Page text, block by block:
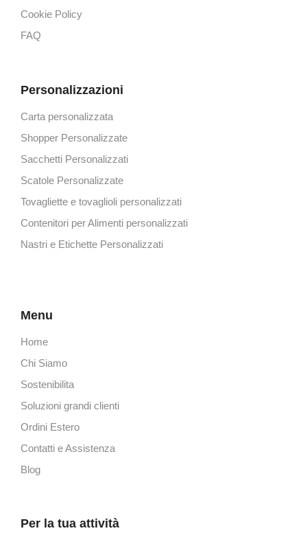
Cookie Policy
FAQ
Personalizzazioni
Carta personalizzata
Shopper Personalizzate
Sacchetti Personalizzati
Scatole Personalizzate
Tovagliette e tovaglioli personalizzati
Contenitori per Alimenti personalizzati
Nastri e Etichette Personalizzati
Menu
Home
Chi Siamo
Sostenibilita
Soluzioni grandi clienti
Ordini Estero
Contatti e Assistenza
Blog
Per la tua attività